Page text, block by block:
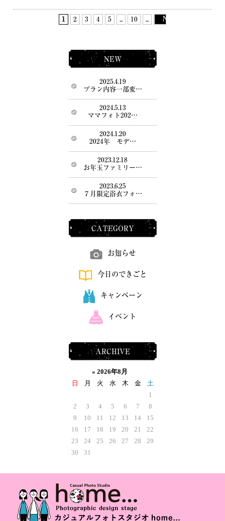
1 2 3 4 5 ... 10 ...
NEW
2025.4.19
プラン内容一部変…
2024.5.13
ママフォト202…
2024.1.20
2024年 モデ…
2023.12.18
お年玉ファミリー…
2023.6.25
７月限定浴衣フォ…
CATEGORY
お知らせ
今日のできごと
キャンペーン
イベント
ARCHIVE
« 2026年8月
日
月 火 水 木 金
土
1
2
3 4 5 6 7
8
9
10 11 12 13 14
15
16
17 18 19 20 21
22
23
24 25 26 27 28
29
30
31